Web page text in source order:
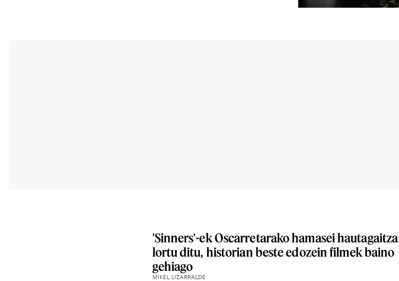
'Sinners'-ek Oscarretarako hamasei hautagaitza
lortu ditu, historian beste edozein filmek baino
gehiago
MIKEL LIZARRALDE